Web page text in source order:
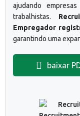
ajudando
trabalhistas.
Empregador
garantindo uma
baixar